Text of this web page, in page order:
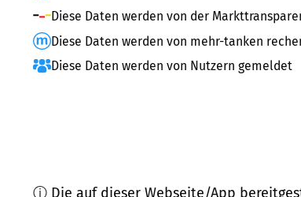
Diese Daten werden von der
Diese Daten werden von mehr-tanken
Diese Daten werden von Nutzern gemeldet
ⓘ Die auf dieser Webseite/App